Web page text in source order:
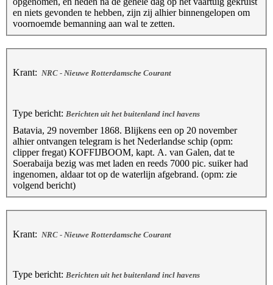
en niets gevonden te hebben, zijn zij alhier binnengelopen om
voornoemde bemanning aan wal te zetten.
Krant: NRC - Nieuwe Rotterdamsche Courant
Type bericht: Berichten uit het buitenland incl havens
Batavia, 29 november 1868. Blijkens een op 20 november
alhier ontvangen telegram is het Nederlandse schip (opm:
clipper fregat) KOFFIJBOOM, kapt. A. van Galen, dat te
Soerabaija bezig was met laden en reeds 7000 pic. suiker had
ingenomen, aldaar tot op de waterlijn afgebrand. (opm: zie
volgend bericht)
Krant: NRC - Nieuwe Rotterdamsche Courant
Type bericht: Berichten uit het buitenland incl havens